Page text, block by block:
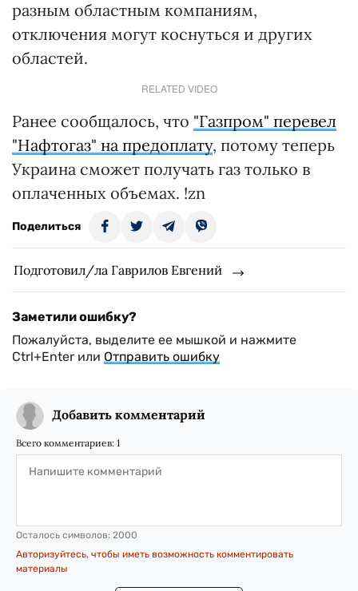
разным областным компаниям,
отключения могут коснуться и других
областей.
RELATED VIDEO
Ранее сообщалось, что "Газпром" перевел
"Нафтогаз" на предоплату, потому теперь
Украина сможет получать газ только в
оплаченных объемах. !zn
Поделиться
Подготовил/ла Гаврилов Евгений
Заметили ошибку?
Пожалуйста, выделите ее мышкой и нажмите
Ctrl+Enter или Отправить ошибку
Добавить комментарий
Всего комментариев: 1
Осталось символов: 2000
Авторизуйтесь, чтобы иметь возможность комментировать
материалы